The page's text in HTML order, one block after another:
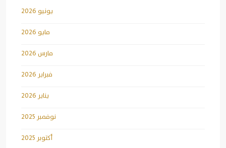
يونيو 2026
مايو 2026
مارس 2026
فبراير 2026
يناير 2026
نوفمبر 2025
أكتوبر 2025